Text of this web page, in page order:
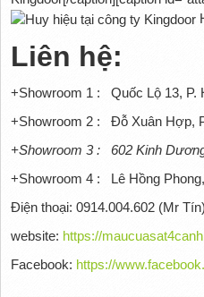
Liên hệ:
+Showroom 1 : Quốc Lộ 13,
+Showroom 2 : Đỗ Xuân Hợp,
+Showroom 3 : 602 Kinh
+Showroom 4 : Lê Hồng
Điện thoại: 0914.004.602 (Mr Tín)
website: https://
Facebook: https://